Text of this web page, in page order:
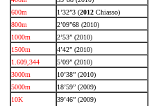
600m
1’32”3 (2012 Chiasso)
800m
2’09”68 (2010)
1000m
2’53” (2010)
1500m
4’42” (2010)
1.609,344
5’09” (2010)
3000m
10’38” (2010)
5000m
18’59” (2009)
10K
39’46” (2009)